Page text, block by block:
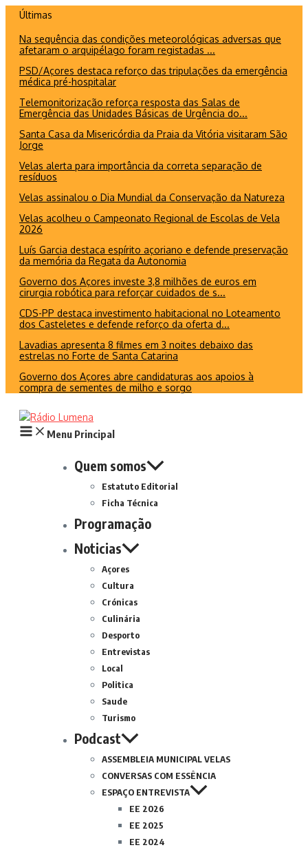
conteúdo
Últimas
Na sequência das condições meteorológicas adversas que
afetaram o arquipélago foram registadas ...
PSD/Açores destaca reforço das tripulações da emergência
médica pré-hospitalar
Telemonitorização reforça resposta das Salas de
Emergência das Unidades Básicas de Urgência do...
Santa Casa da Misericórdia da Praia da Vitória visitaram São
Jorge
Velas alerta para importância da correta separação de
resíduos
Velas assinalou o Dia Mundial da Conservação da Natureza
Velas acolheu o Campeonato Regional de Escolas de Vela
2026
Luís Garcia destaca espírito açoriano e defende preservação
da memória da Regata da Autonomia
Governo dos Açores investe 3,8 milhões de euros em
cirurgia robótica para reforçar cuidados de s...
CDS-PP destaca investimento habitacional no Loteamento
dos Casteletes e defende reforço da oferta d...
Lavadias apresenta 8 filmes em 3 noites debaixo das
estrelas no Forte de Santa Catarina
Governo dos Açores abre candidaturas aos apoios à
compra de sementes de milho e sorgo
Menu Principal
Quem somos
Estatuto Editorial
Ficha Técnica
Programação
Noticias
Açores
Cultura
Crónicas
Culinária
Desporto
Entrevistas
Local
Politica
Saude
Turismo
Podcast
ASSEMBLEIA MUNICIPAL VELAS
CONVERSAS COM ESSÊNCIA
ESPAÇO ENTREVISTA
EE 2026
EE 2025
EE 2024